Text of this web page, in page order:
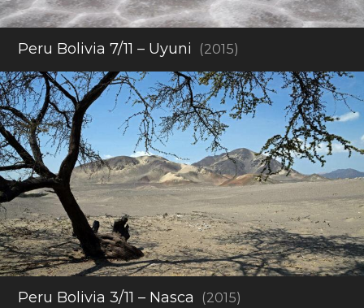
Peru Bolivia 7/11 – Uyuni (2015)
Peru Bolivia 3/11 – Nasca (2015)